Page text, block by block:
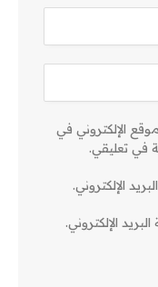
الإلكتروني في
في تعليقي.
الإلكتروني.
الإلكتروني.